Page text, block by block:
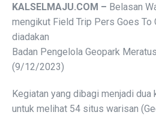
KALSELMAJU.COM – Belasan
mengikut Field Trip Pers Goes To
diadakan
Badan Pengelola Geopark
(9/12/2023)
Kegiatan yang dibagi menjadi dua
untuk melihat 54 situs warisan